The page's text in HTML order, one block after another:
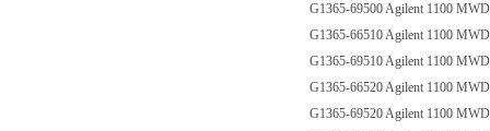
G1365-69500 Agilent 1100
G1365-66510 Agilent 1100
G1365-69510 Agilent 1100
G1365-66520 Agilent 1100
G1365-69520 Agilent 1100